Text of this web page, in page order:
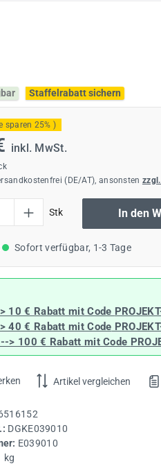
Staffelrabatt sichern
sparen 25% )
inkl. MwSt.
(DE/AT), ansonsten
Stk In den
Sofort verfügbar, 1-3 Tage
10 € Rabatt mit Code
40 € Rabattmit Code
> 100 € Rabatt mit Code
Artikel vergleichen
DGKE039010
E039010
kg